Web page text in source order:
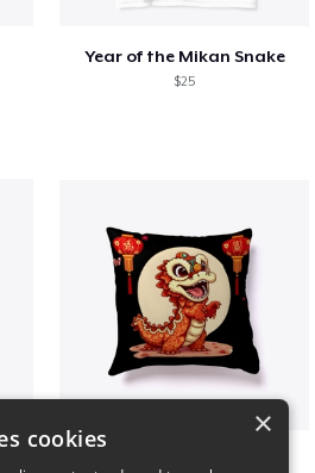
Year of the Mikan Snake
$25
×
cookies